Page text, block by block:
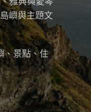
嶼與主題文
、景點、住